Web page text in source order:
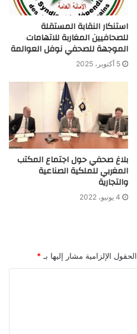
استنكار النقابة المستقلة
للصحافيين المغاربة للاتهامات
الموجهة للصحفي نوفل العوالمة
5 أكتوبر، 2025
بلاغ صحفي حول اجتماع المكتب
المغربي للملكية الصناعية
والتجارية
4 يونيو، 2022
الحقول الإلزامية مشار إليها بـ *